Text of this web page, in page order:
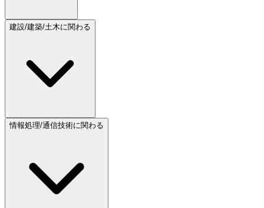
建設/建築/土木に関わる
情報処理/通信技術に関わる